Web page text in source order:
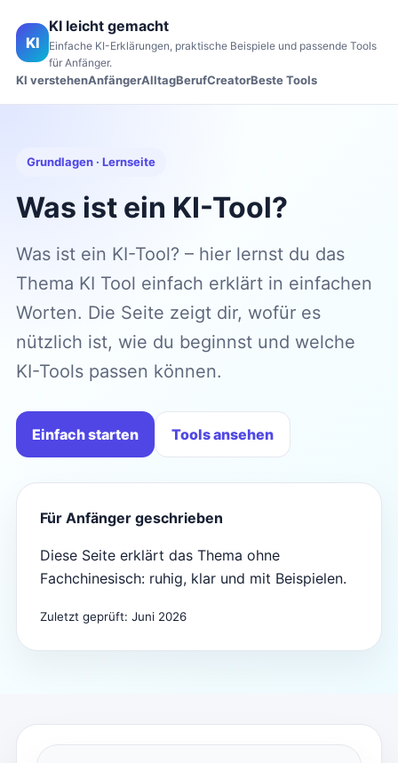
KI
KI leicht gemacht
Einfache KI-Erklärungen, praktische Beispiele und passende Tools
für Anfänger.
KI verstehenAnfängerAlltagBerufCreatorBeste Tools
Grundlagen · Lernseite
Was ist ein KI-Tool?
Was ist ein KI-Tool? – hier lernst du das
Thema KI Tool einfach erklärt in einfachen
Worten. Die Seite zeigt dir, wofür es
nützlich ist, wie du beginnst und welche
KI-Tools passen können.
Einfach starten Tools ansehen
Für Anfänger geschrieben
Diese Seite erklärt das Thema ohne
Fachchinesisch: ruhig, klar und mit Beispielen.
Zuletzt geprüft: Juni 2026